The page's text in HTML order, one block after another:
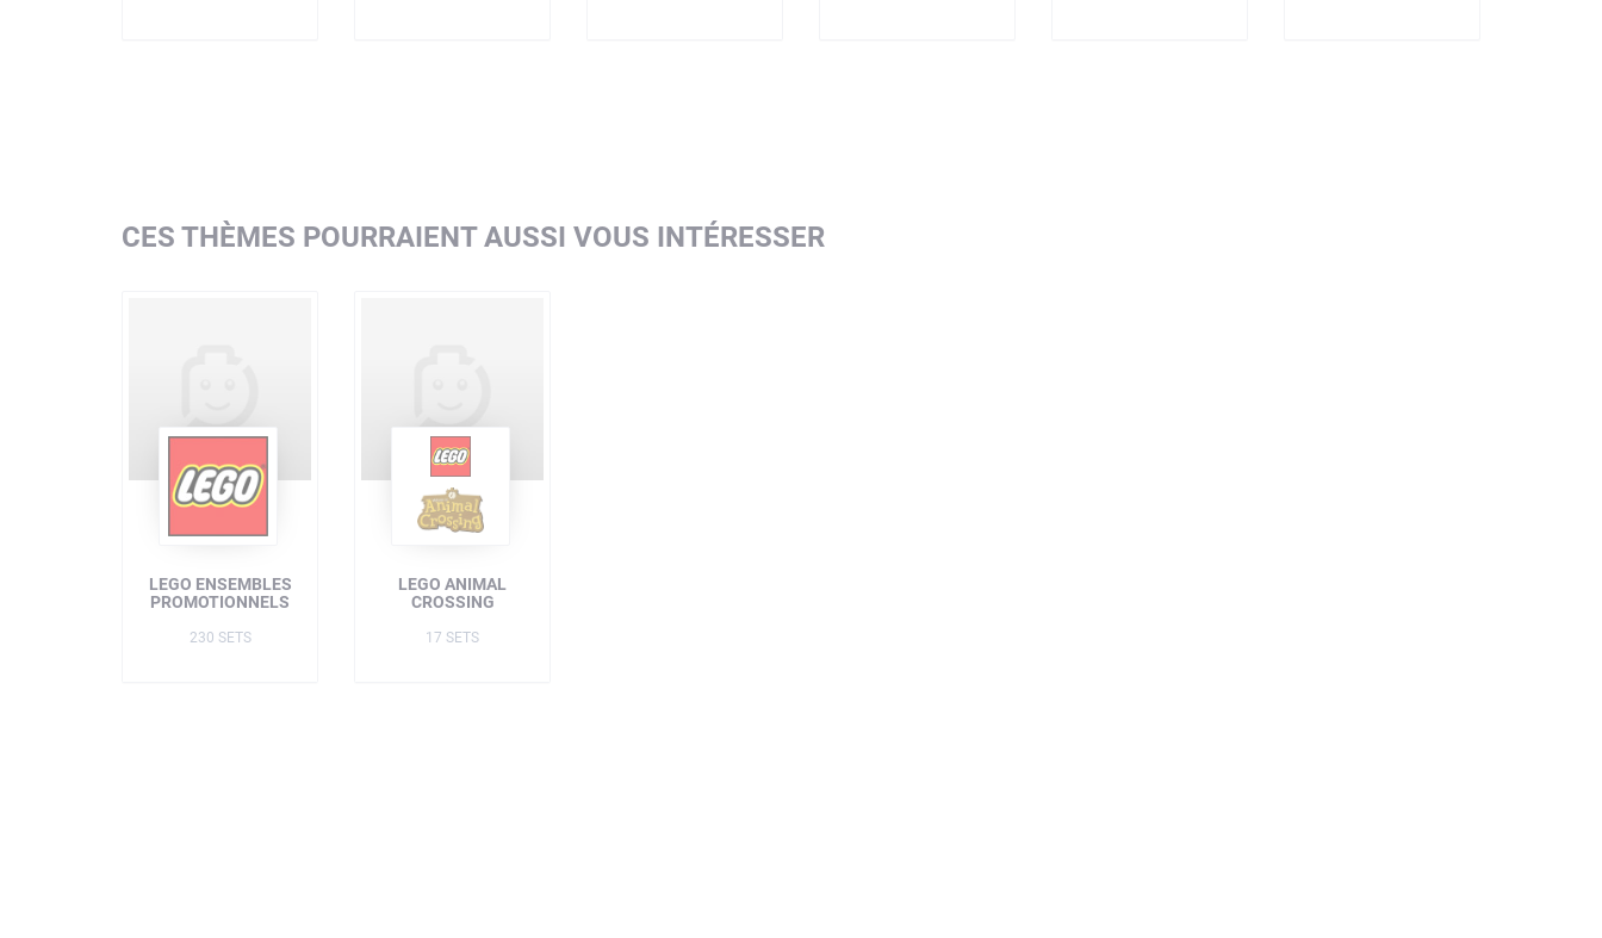
CES THÈMES POURRAIENT AUSSI VOUS INTÉRESSER
LEGO ENSEMBLES
PROMOTIONNELS
230 SETS
LEGO ANIMAL
CROSSING
17 SETS